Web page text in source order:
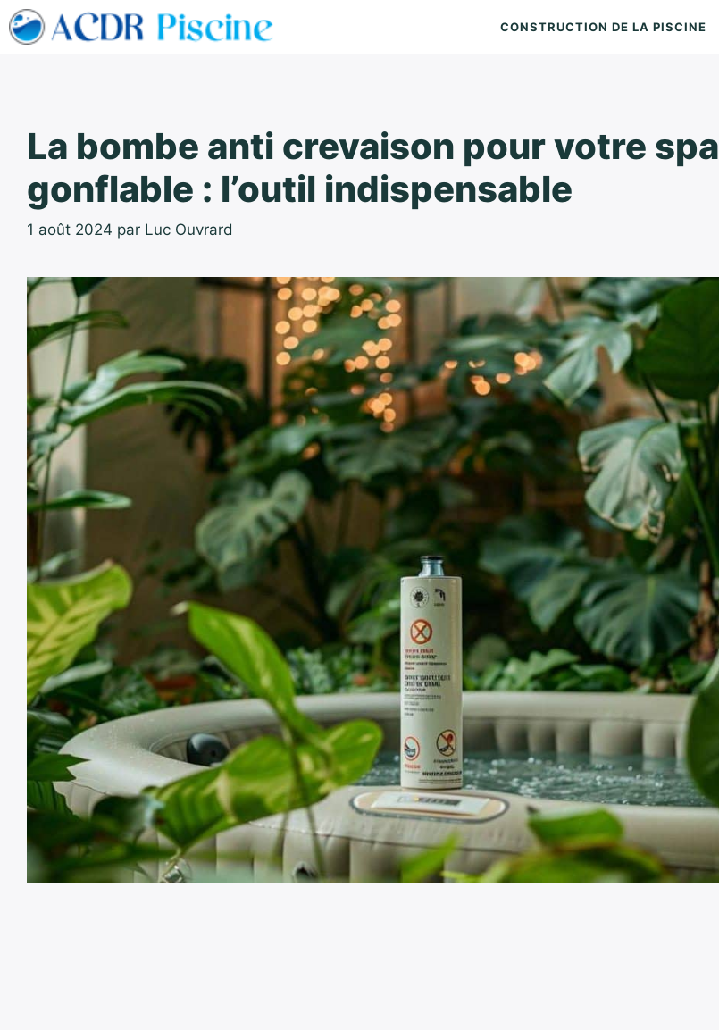
Aller
au
CONSTRUCTION DE LA PISCINE
La bombe anti crevaison pour votre spa
gonflable : l’outil indispensable
1 août 2024 par Luc Ouvrard